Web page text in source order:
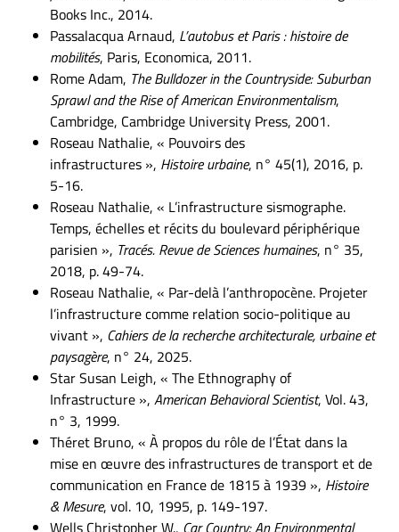
Books Inc., 2014.
Passalacqua Arnaud, L’autobus et Paris : histoire de
mobilités, Paris, Economica, 2011.
Rome Adam, The Bulldozer in the Countryside: Suburban
Sprawl and the Rise of American Environmentalism,
Cambridge, Cambridge University Press, 2001.
Roseau Nathalie, « Pouvoirs des
infrastructures », Histoire urbaine, n° 45(1), 2016, p.
5-16.
Roseau Nathalie, « L’infrastructure sismographe.
Temps, échelles et récits du boulevard périphérique
parisien », Tracés. Revue de Sciences humaines, n° 35,
2018, p. 49-74.
Roseau Nathalie, « Par-delà l’anthropocène. Projeter
l’infrastructure comme relation socio-politique au
vivant », Cahiers de la recherche architecturale, urbaine et
paysagère, n° 24, 2025.
Star Susan Leigh, « The Ethnography of
Infrastructure », American Behavioral Scientist, Vol. 43,
n° 3, 1999.
Théret Bruno, « À propos du rôle de l’État dans la
mise en œuvre des infrastructures de transport et de
communication en France de 1815 à 1939 », Histoire
& Mesure, vol. 10, 1995, p. 149-197.
Wells Christopher W., Car Country: An Environmental